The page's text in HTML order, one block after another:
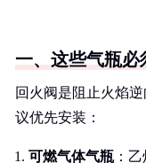
一、这些气瓶必
回火阀是阻止火焰
议优先安装：
可燃气体气瓶 ：